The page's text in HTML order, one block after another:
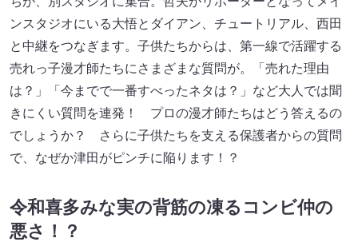
ンスタジオにいる大悟とダイアン、チュートリアル、西田
と中継をつなぎます。子供たちからは、第一線で活躍する
売れっ子漫才師たちにさまざまな質問が。「売れた理由
は？」「今までで一番すべったネタは？」など大人では聞
きにくい質問を連発！ プロの漫才師たちはどう答えるの
でしょうか？ さらに子供たちを支える保護者からの質問
で、なぜか津田がピンチに陥ります！？
令和喜多みな実の背筋の凍るコンビ仲の
悪さ！？